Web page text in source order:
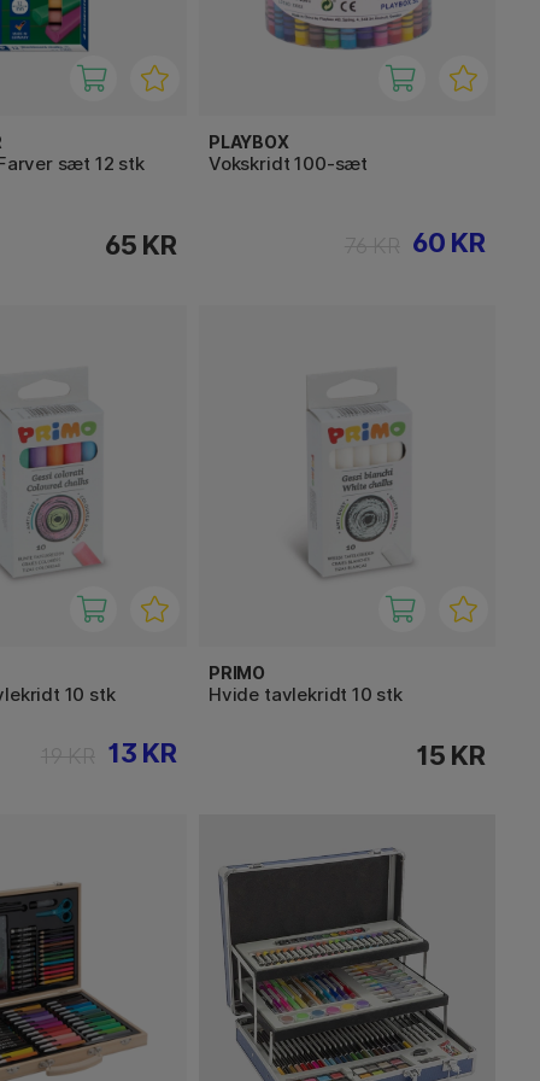
sæt 12 stk
65 KR
PLAYBOX
Vokskridt 100-sæt
60 KR
10 stk
13 KR
PRIMO
Hvide tavlekridt 10 stk
15 KR